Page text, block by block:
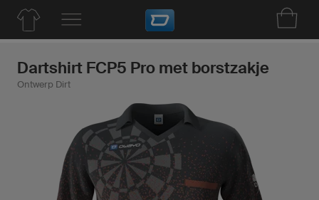
Dartshirt FCP5 Pro met borstzakje
Ontwerp Dirt